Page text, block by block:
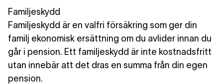
Familjeskydd
Familjeskydd är en valfri försäkring som ger din
familj ekonomisk ersättning om du avlider innan du
går i pension. Ett familjeskydd är inte kostnadsfritt
utan innebär att det dras en summa från din egen
pension.